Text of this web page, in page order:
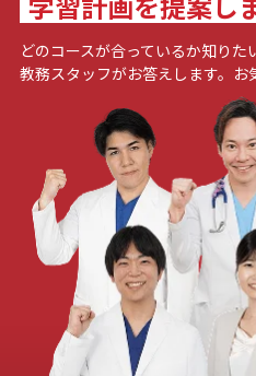
どのコースが合っているか知り
教務スタッフがお答えします。お